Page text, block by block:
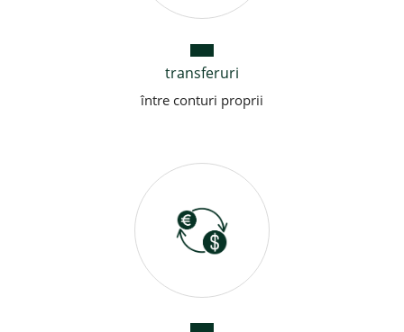
transferuri
între conturi proprii